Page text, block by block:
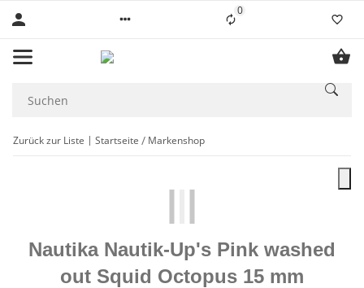
0Liste ist leer
Zurück zur Liste Startseite Markenshop
Nautika Nautik-Up's Pink washed
out Squid Octopus 15 mm